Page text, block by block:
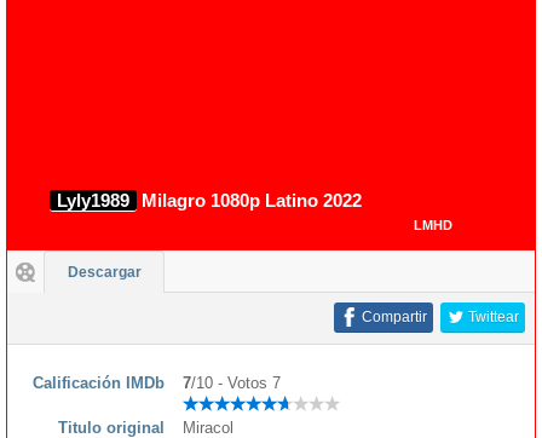
Lyly1989 Milagro 1080p Latino 2022
LMHD
Descargar
Twittear
Compartir
Calificación IMDb 7/10 - Votos 7
Titulo original
Miracol